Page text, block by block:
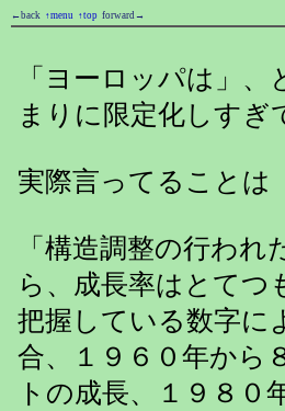
←back ↑menu ↑top forward→
「ヨーロッパは」
まりに限定化しすぎ
実際言ってることは
「構造調整の行わ
ら、成長率はとてつ
把握している数字に
合、１９６０年から
トの成長、１９８